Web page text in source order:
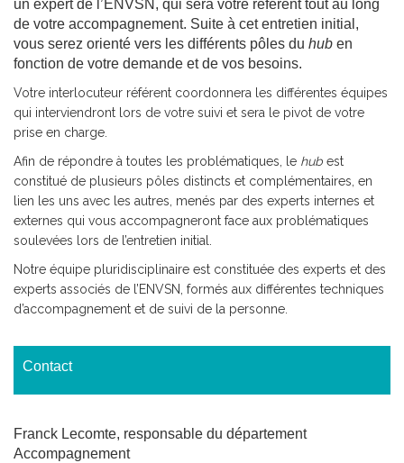
un expert de l’ENVSN, qui sera votre référent tout au long
de votre accompagnement. Suite à cet entretien initial,
vous serez orienté vers les différents pôles du hub en
fonction de votre demande et de vos besoins.
Votre interlocuteur référent coordonnera les différentes équipes
qui interviendront lors de votre suivi et sera le pivot de votre
prise en charge.
Afin de répondre à toutes les problématiques, le hub est
constitué de plusieurs pôles distincts et complémentaires, en
lien les uns avec les autres, menés par des experts internes et
externes qui vous accompagneront face aux problématiques
soulevées lors de l’entretien initial.
Notre équipe pluridisciplinaire est constituée des experts et des
experts associés de l’ENVSN, formés aux différentes techniques
d’accompagnement et de suivi de la personne.
Contact
Franck Lecomte, responsable du département
Accompagnement